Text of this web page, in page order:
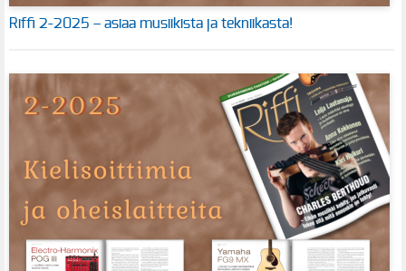
Riffi 2-2025 – asiaa musiikista ja tekniikasta!